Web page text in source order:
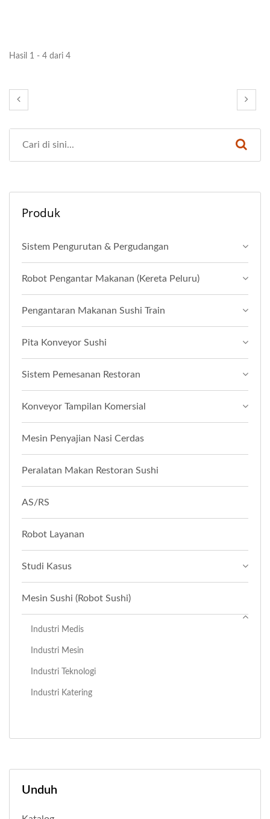
Hasil 1 - 4 dari 4
Produk
Sistem Pengurutan & Pergudangan
Robot Pengantar Makanan (Kereta Peluru)
Pengantaran Makanan Sushi Train
Pita Konveyor Sushi
Sistem Pemesanan Restoran
Konveyor Tampilan Komersial
Mesin Penyajian Nasi Cerdas
Peralatan Makan Restoran Sushi
AS/RS
Robot Layanan
Studi Kasus
Mesin Sushi (Robot Sushi)
Industri Medis
Industri Mesin
Industri Teknologi
Industri Katering
Unduh